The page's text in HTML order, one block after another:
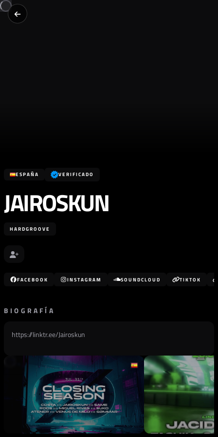
ESPAÑA VERIFICADO
JAIROSKUN
HARDGROOVE
FACEBOOK INSTAGRAM SOUNDCLOUD TIKTOK
BIOGRAFÍA
https://linktr.ee/Jairoskun